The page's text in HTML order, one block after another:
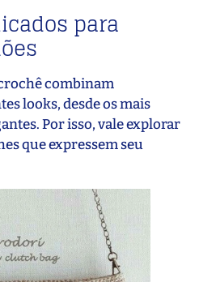
para
combinam
looks, desde os mais
Por isso, vale explorar
que expressem seu